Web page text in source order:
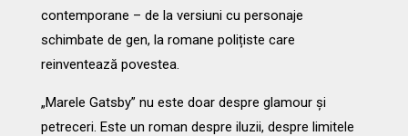
contemporane – de la versiuni cu personaje
schimbate de gen, la romane polițiste care
reinventează povestea.
„Marele Gatsby” nu este doar despre glamour și
petreceri. Este un roman despre iluzii, despre limitele